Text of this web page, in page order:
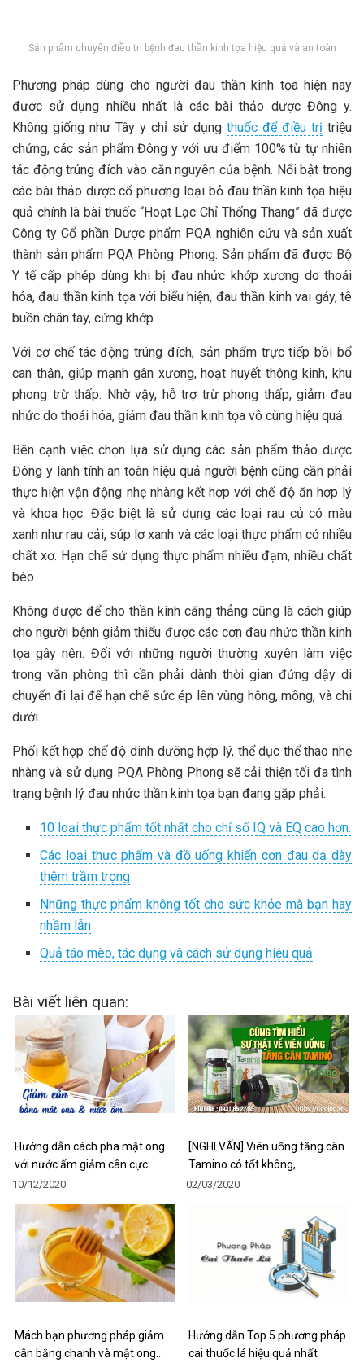
Sản phẩm chuyên điều trị bệnh đau thần kinh tọa hiệu quả và an toàn
Phương pháp dùng cho người đau thần kinh tọa hiện nay
được sử dụng nhiều nhất là các bài thảo dược Đông y.
Không giống như Tây y chỉ sử dụng thuốc để điều trị triệu
chứng, các sản phẩm Đông y với ưu điểm 100% từ tự nhiên
tác động trúng đích vào căn nguyên của bệnh. Nổi bật trong
các bài thảo dược cổ phương loại bỏ đau thần kinh tọa hiệu
quả chính là bài thuốc “Hoạt Lạc Chỉ Thống Thang” đã được
Công ty Cổ phần Dược phẩm PQA nghiên cứu và sản xuất
thành sản phẩm PQA Phòng Phong. Sản phẩm đã được Bộ
Y tế cấp phép dùng khi bị đau nhức khớp xương do thoái
hóa, đau thần kinh tọa với biểu hiện, đau thần kinh vai gáy, tê
buồn chân tay, cứng khớp.
Với cơ chế tác động trúng đích, sản phẩm trực tiếp bồi bổ
can thận, giúp mạnh gân xương, hoạt huyết thông kinh, khu
phong trừ thấp. Nhờ vậy, hỗ trợ trừ phong thấp, giảm đau
nhức do thoái hóa, giảm đau thần kinh tọa vô cùng hiệu quả.
Bên cạnh việc chọn lựa sử dụng các sản phẩm thảo dược
Đông y lành tính an toàn hiệu quả người bệnh cũng cần phải
thực hiện vận động nhẹ nhàng kết hợp với chế độ ăn hợp lý
và khoa học. Đặc biệt là sử dụng các loại rau củ có màu
xanh như rau cải, súp lơ xanh và các loại thực phẩm có nhiều
chất xơ. Hạn chế sử dụng thực phẩm nhiều đạm, nhiều chất
béo.
Không được để cho thần kinh căng thẳng cũng là cách giúp
cho người bệnh giảm thiểu được các cơn đau nhức thần kinh
tọa gây nên. Đối với những người thường xuyên làm việc
trong văn phòng thì cần phải dành thời gian đứng dậy di
chuyển đi lại để hạn chế sức ép lên vùng hông, mông, và chi
dưới.
Phối kết hợp chế độ dinh dưỡng hợp lý, thể dục thể thao nhẹ
nhàng và sử dụng PQA Phòng Phong sẽ cải thiện tối đa tình
trạng bệnh lý đau nhức thần kinh tọa bạn đang gặp phải.
10 loại thực phẩm tốt nhất cho chỉ số IQ và EQ cao hơn.
Các loại thực phẩm và đồ uống khiến cơn đau dạ dày
thêm trầm trọng
Những thực phẩm không tốt cho sức khỏe mà bạn hay
nhầm lẫn
Quả táo mèo, tác dụng và cách sử dụng hiệu quả
Bài viết liên quan:
Hướng dẫn cách pha mật ong
với nước ấm giảm cân cực…
10/12/2020
[NGHI VẤN] Viên uống tăng cân
Tamino có tốt không,…
02/03/2020
Mách bạn phương pháp giảm
cân bằng chanh và mật ong…
Hướng dẫn Top 5 phương pháp
cai thuốc lá hiệu quả nhất